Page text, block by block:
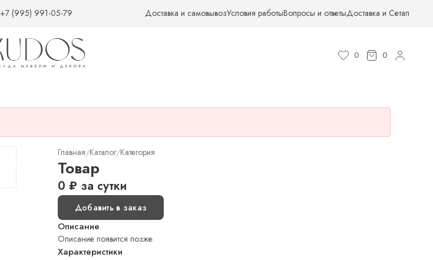
+7 (995) 991-05-79 Доставка и самовывозУсловия работыВопросы и ответыДоставка и Сетап
0 0
Главная/Каталог/Категория
Товар
0 ₽ за сутки
Добавить в заказ
Описание
Описание появится позже.
Характеристики